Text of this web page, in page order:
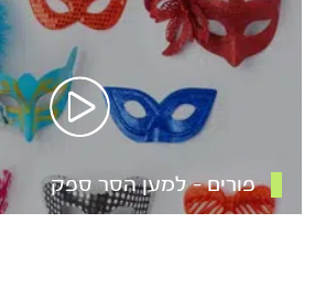
פורים – למען הסר ספק